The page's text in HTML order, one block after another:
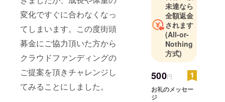
変化ですぐに合わなくなっ
てしまいます。この度街頭
募金にご協力頂いた方から
クラウドファンディングの
ご提案を頂きチャレンジし
てみることにしました。
未達なら
全額返金
されます
(All-or-
Nothing
方式)
500円
お礼のメッセー
ジ